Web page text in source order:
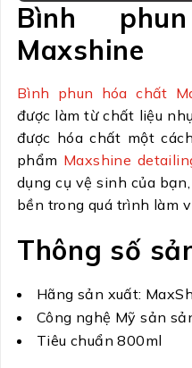
Bình
Maxshine
Bình phun hóa chất
được làm từ chất liệu
được hóa chất một
phẩm Maxshine
dụng cụ vệ sinh của
bền trong quá trình làm
Thông số
Hãng sản xuất:
Công nghệ Mỹ sản
Tiêu chuẩn 800ml